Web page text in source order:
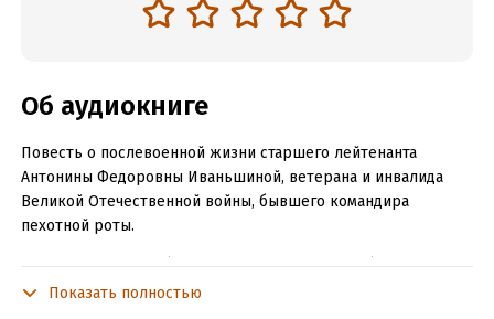
Об аудиокниге
Повесть о послевоенной жизни старшего лейтенанта
Антонины Федоровны Иваньшиной, ветерана и инвалида
Великой Отечественной войны, бывшего командира
пехотной роты.
контузия и два инсульта. Были три ордена – Отечественной
Показать полностью